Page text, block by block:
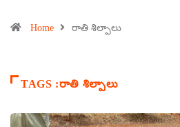
Home రాతి శిల్పాలు
TAGS :రాతి శిల్పాలు